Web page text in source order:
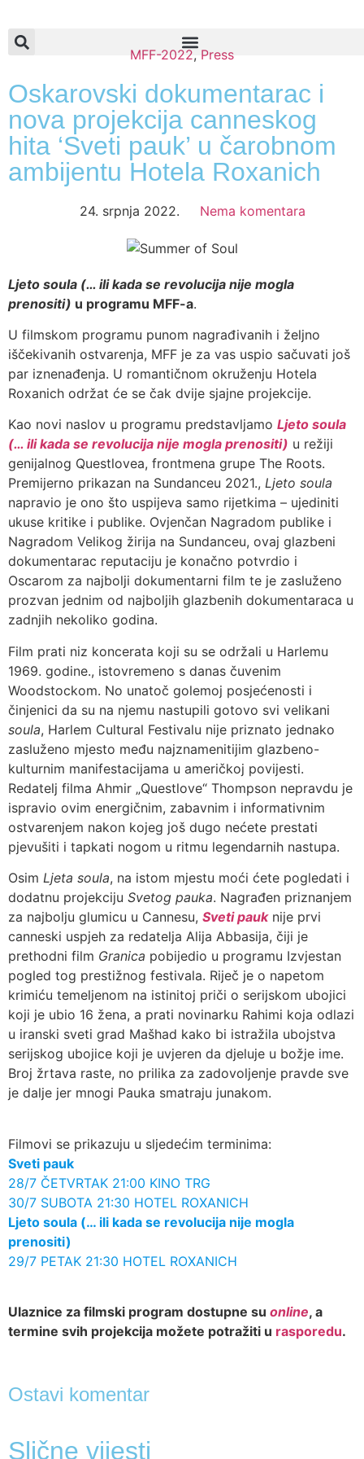
MFF-2022, Press
Oskarovski dokumentarac i
nova projekcija canneskog
hita ‘Sveti pauk’ u čarobnom
ambijentu Hotela Roxanich
24. srpnja 2022. Nema komentara
Ljeto soula (… ili kada se revolucija nije mogla
prenositi) u programu MFF-a.
U filmskom programu punom nagrađivanih i željno
iščekivanih ostvarenja, MFF je za vas uspio sačuvati još
par iznenađenja. U romantičnom okruženju Hotela
Roxanich održat će se čak dvije sjajne projekcije.
Kao novi naslov u programu predstavljamo Ljeto soula
(… ili kada se revolucija nije mogla prenositi) u režiji
genijalnog Questlovea, frontmena grupe The Roots.
Premijerno prikazan na Sundanceu 2021., Ljeto soula
napravio je ono što uspijeva samo rijetkima – ujediniti
ukuse kritike i publike. Ovjenčan Nagradom publike i
Nagradom Velikog žirija na Sundanceu, ovaj glazbeni
dokumentarac reputaciju je konačno potvrdio i
Oscarom za najbolji dokumentarni film te je zasluženo
prozvan jednim od najboljih glazbenih dokumentaraca u
zadnjih nekoliko godina.
Film prati niz koncerata koji su se održali u Harlemu
1969. godine., istovremeno s danas čuvenim
Woodstockom. No unatoč golemoj posjećenosti i
činjenici da su na njemu nastupili gotovo svi velikani
soula, Harlem Cultural Festivalu nije priznato jednako
zasluženo mjesto među najznamenitijim glazbeno-
kulturnim manifestacijama u američkoj povijesti.
Redatelj filma Ahmir „Questlove“ Thompson nepravdu je
ispravio ovim energičnim, zabavnim i informativnim
ostvarenjem nakon kojeg još dugo nećete prestati
pjevušiti i tapkati nogom u ritmu legendarnih nastupa.
Osim Ljeta soula, na istom mjestu moći ćete pogledati i
dodatnu projekciju Svetog pauka. Nagrađen priznanjem
za najbolju glumicu u Cannesu, Sveti pauknije prvi
canneski uspjeh za redatelja Alija Abbasija, čiji je
prethodni film Granica pobijedio u programu Izvjestan
pogled tog prestižnog festivala. Riječ je o napetom
krimiću temeljenom na istinitoj priči o serijskom ubojici
koji je ubio 16 žena, a prati novinarku Rahimi koja odlazi
u iranski sveti grad Mašhad kako bi istražila ubojstva
serijskog ubojice koji je uvjeren da djeluje u božje ime.
Broj žrtava raste, no prilika za zadovoljenje pravde sve
je dalje jer mnogi Pauka smatraju junakom.
Filmovi se prikazuju u sljedećim terminima:
Sveti pauk
28/7 ČETVRTAK 21:00 KINO TRG
30/7 SUBOTA 21:30 HOTEL ROXANICH
Ljeto soula (… ili kada se revolucija nije mogla
prenositi)
29/7 PETAK 21:30 HOTEL ROXANICH
Ulaznice za filmski program dostupne su online, a
termine svih projekcija možete potražiti u rasporedu.
Ostavi komentar
Slične vijesti